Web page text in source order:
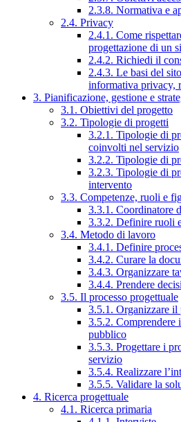
2.3.8. Normativa e
2.4. Privacy
2.4.1. Come
progettazione di un
2.4.2. Richiedi il
2.4.3. Le basi del
informativa privacy,
3. Pianificazione, gestione e
3.1. Obiettivi del progetto
3.2. Tipologie di progetti
3.2.1. Tipologie di
coinvolti nel servizio
3.2.2. Tipologie di
3.2.3. Tipologie di
intervento
3.3. Competenze, ruoli e
3.3.1. Coordinatore
3.3.2. Definire ruoli
3.4. Metodo di lavoro
3.4.1. Definire
3.4.2. Curare la
3.4.3. Organizzare
3.4.4. Prendere
3.5. Il processo progettuale
3.5.1. Organizzare il
3.5.2. Comprendere
pubblico
3.5.3. Progettare i
servizio
3.5.4. Realizzare
3.5.5. Validare la
4. Ricerca progettuale
4.1. Ricerca primaria